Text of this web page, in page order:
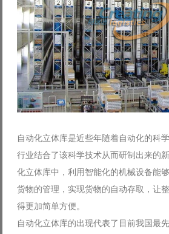
自动化立体库是近些年随着自动化的科
行业结合了该科学技术从而研制出来的
化立体库中，利用智能化的机械设备能
货物的管理，实现货物的自动存取，让
得更加简单方便。
自动化立体库的出现代表了目前我国最